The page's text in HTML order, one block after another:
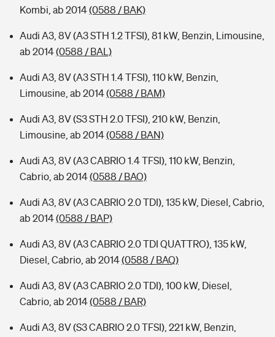
Kombi, ab 2014(0588 / BAK)
Audi A3, 8V (A3 STH 1.2 TFSI), 81 kW, Benzin, Limousine,
ab 2014(0588 / BAL)
Audi A3, 8V (A3 STH 1.4 TFSI), 110 kW, Benzin,
Limousine, ab 2014(0588 / BAM)
Audi A3, 8V (S3 STH 2.0 TFSI), 210 kW, Benzin,
Limousine, ab 2014(0588 / BAN)
Audi A3, 8V (A3 CABRIO 1.4 TFSI), 110 kW, Benzin,
Cabrio, ab 2014(0588 / BAO)
Audi A3, 8V (A3 CABRIO 2.0 TDI), 135 kW, Diesel, Cabrio,
ab 2014(0588 / BAP)
Audi A3, 8V (A3 CABRIO 2.0 TDI QUATTRO), 135 kW,
Diesel, Cabrio, ab 2014(0588 / BAQ)
Audi A3, 8V (A3 CABRIO 2.0 TDI), 100 kW, Diesel,
Cabrio, ab 2014(0588 / BAR)
Audi A3, 8V (S3 CABRIO 2.0 TFSI), 221 kW, Benzin,